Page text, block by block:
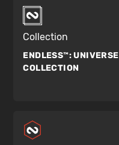
Collection
ENDLESS™: UNIVERSE
COLLECTION